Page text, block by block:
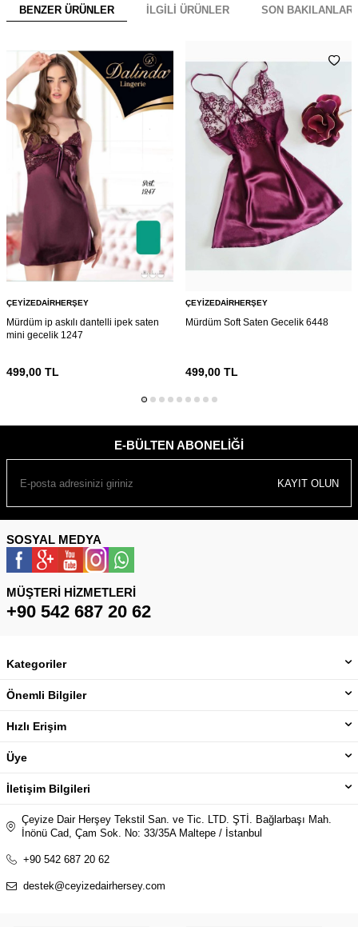
BENZER ÜRÜNLER İLGILI ÜRÜNLER SON BAKILANLAR
ÇEYIZEDAIRHERŞEY
Mürdüm ip askılı dantelli ipek saten
mini gecelik 1247
499,00 TL
ÇEYIZEDAIRHERŞEY
Mürdüm Soft Saten Gecelik 6448
499,00TL
E-BÜLTEN ABONELIĞI
KAYIT OLUN
SOSYAL MEDYA
MÜŞTERI HIZMETLERI
+90 542 687 20 62
Kategoriler
Önemli Bilgiler
Hızlı Erişim
Üye
İletişim Bilgileri
Çeyize Dair Herşey Tekstil San. ve Tic. LTD. ŞTİ. Bağlarbaşı Mah.
İnönü Cad, Çam Sok. No: 33/35A Maltepe / İstanbul
+90 542 687 20 62
destek@ceyizedairhersey.com